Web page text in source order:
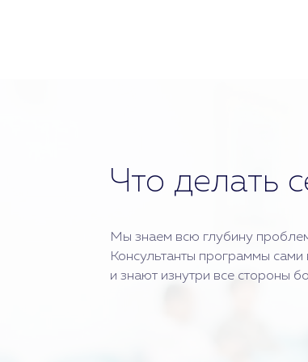
Что делать
Мы знаем всю глубину
Консультанты программы
и знают изнутри все стороны